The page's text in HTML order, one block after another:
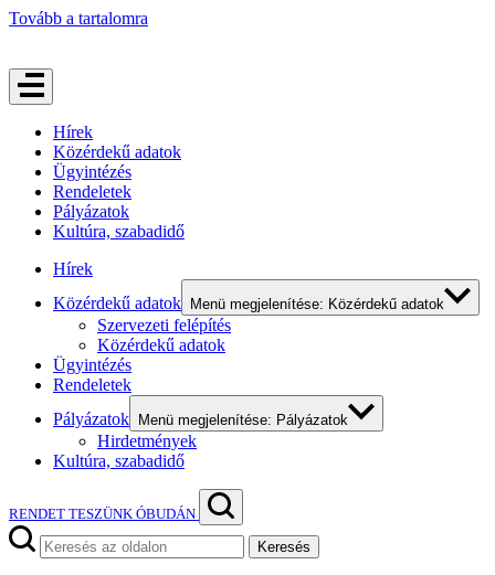
Tovább a tartalomra
Hírek
Közérdekű adatok
Ügyintézés
Rendeletek
Pályázatok
Kultúra, szabadidő
Hírek
Közérdekű adatok
Menü megjelenítése: Közérdekű adatok
Szervezeti felépítés
Közérdekű adatok
Ügyintézés
Rendeletek
Pályázatok
Menü megjelenítése: Pályázatok
Hirdetmények
Kultúra, szabadidő
RENDET TESZÜNK ÓBUDÁN
Keresés